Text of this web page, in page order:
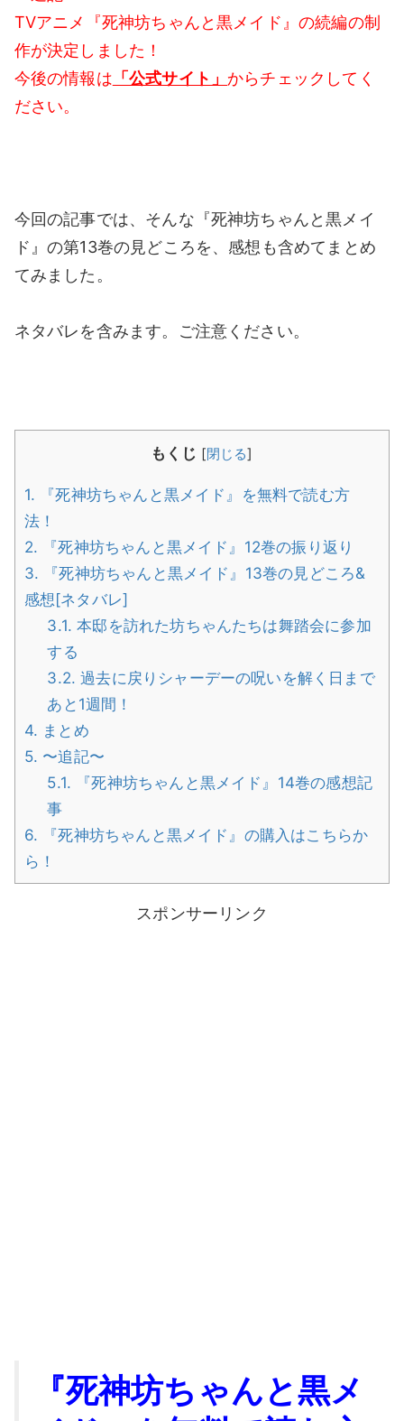
TVアニメ『死神坊ちゃんと黒メイド』の続編の制
作が決定しました！
今後の情報は 「公式サイト」からチェックしてく
ださい。
今回の記事では、そんな『死神坊ちゃんと黒メイ
ド』の第13巻の見どころを、感想も含めてまとめ
てみました。
ネタバレを含みます。ご注意ください。
もくじ [閉じる]
1. 『死神坊ちゃんと黒メイド』を無料で読む方
法！
2. 『死神坊ちゃんと黒メイド』12巻の振り返り
3. 『死神坊ちゃんと黒メイド』13巻の見どころ&
感想[ネタバレ]
3.1. 本邸を訪れた坊ちゃんたちは舞踏会に参加
する
3.2. 過去に戻りシャーデーの呪いを解く日まで
あと1週間！
4. まとめ
5. 〜追記〜
5.1. 『死神坊ちゃんと黒メイド』14巻の感想記
事
6. 『死神坊ちゃんと黒メイド』の購入はこちらか
ら！
スポンサーリンク
『死神坊ちゃんと黒メ